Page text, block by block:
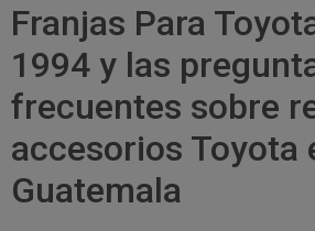
Franjas Para
1994 y las
frecuentes sobre
accesorios Toyota
Guatemala